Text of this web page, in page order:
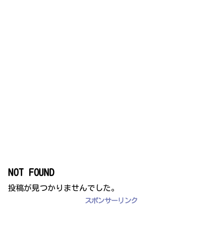
NOT FOUND
投稿が見つかりませんでした。
スポンサーリンク